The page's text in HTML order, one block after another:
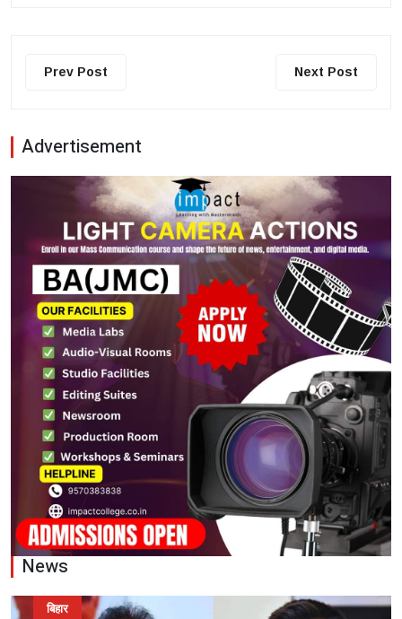
Prev Post Next Post
Advertisement
News
बिहार